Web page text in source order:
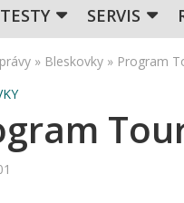
TESTY SERVIS
» Bleskovky » Program